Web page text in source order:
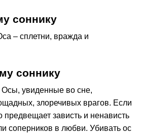
соннику
– сплетни, вражда и
соннику
Осы, увиденные во сне,
злоречивых врагов. Если
предвещает зависть и ненависть
соперников в любви. Убивать ос